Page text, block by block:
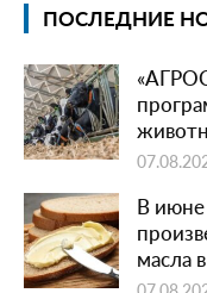
ПОСЛЕДНИЕ
В июне
масла